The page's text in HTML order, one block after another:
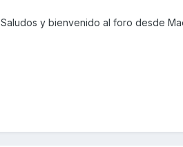
Saludos y bienvenido al foro desde